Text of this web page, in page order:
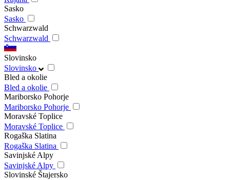
Sasko
Sasko
Schwarzwald
Schwarzwald
Slovinsko
Slovinsko
Bled a okolie
Bled a okolie
Mariborsko Pohorje
Mariborsko Pohorje
Moravské Toplice
Moravské Toplice
Rogaška Slatina
Rogaška Slatina
Savinjské Alpy
Savinjské Alpy
Slovinské Štajersko